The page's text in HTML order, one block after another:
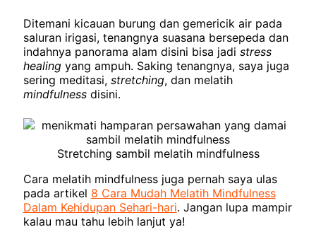
Ditemani kicauan burung dan gemericik air pada
saluran irigasi, tenangnya suasana bersepeda dan
indahnya panorama alam disini bisa jadi stress
healingyang ampuh. Saking tenangnya, saya juga
sering meditasi, stretching, dan melatih
mindfulnessdisini.
Stretching sambil melatih mindfulness
Cara melatih mindfulness juga pernah saya ulas
pada artikel 8 Cara Mudah Melatih Mindfulness
Dalam Kehidupan Sehari-hari. Jangan lupa mampir
kalau mau tahu lebih lanjut ya!